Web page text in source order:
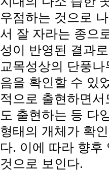
우점하는 것으로
서 잘 자라는 종으
성이 반영된 결과
교목성상의 단풍
음을 확인할 수 있
적으로 출현하면
도 출현하는 등 다
형태의 개체가 확
다. 이에 따라 향후
것으로 보인다.